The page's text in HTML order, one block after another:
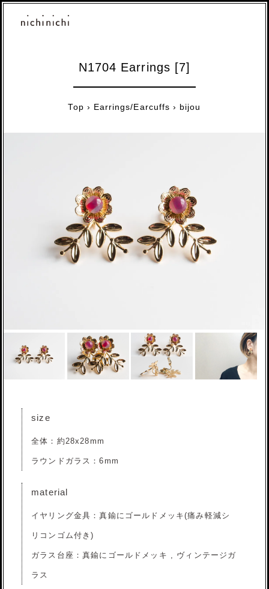
N1704 Earrings [7]
Top › Earrings/Earcuffs › bijou
size
全体：約28x28mm
ラウンドガラス：6mm
material
イヤリング金具：真鍮にゴールドメッキ(痛み軽減シ
リコンゴム付き)
ガラス台座：真鍮にゴールドメッキ , ヴィンテージガ
ラス